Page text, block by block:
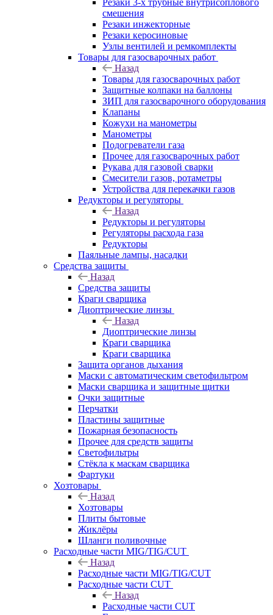
Резаки 3-х трубные внутрисоплового
смешения
Резаки инжекторные
Резаки керосиновые
Узлы вентилей и ремкомплекты
Товары для газосварочных работ
Назад
Товары для газосварочных работ
Защитные колпаки на баллоны
ЗИП для газосварочного оборудования
Клапаны
Кожухи на манометры
Манометры
Подогреватели газа
Прочее для газосварочных работ
Рукава для газовой сварки
Смесители газов, ротаметры
Устройства для перекачки газов
Редукторы и регуляторы
Назад
Редукторы и регуляторы
Регуляторы расхода газа
Редукторы
Паяльные лампы, насадки
Средства защиты
Назад
Средства защиты
Краги сварщика
Диоптрические линзы
Назад
Диоптрические линзы
Краги сварщика
Краги сварщика
Защита органов дыхания
Маски с автоматическим светофильтром
Маски сварщика и защитные щитки
Очки защитные
Перчатки
Пластины защитные
Пожарная безопасность
Прочее для средств защиты
Светофильтры
Стёкла к маскам сварщика
Фартуки
Хозтовары
Назад
Хозтовары
Плиты бытовые
Жиклёры
Шланги поливочные
Расходные части MIG/TIG/CUT
Назад
Расходные части MIG/TIG/CUT
Расходные части CUT
Назад
Расходные части CUT